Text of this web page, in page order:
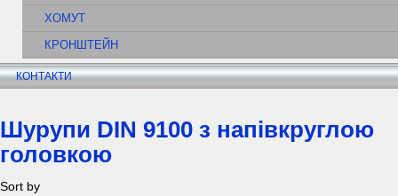
ХОМУТ
КРОНШТЕЙН
КОНТАКТИ
Шурупи DIN 9100 з напівкруглою
головкою
Sort by